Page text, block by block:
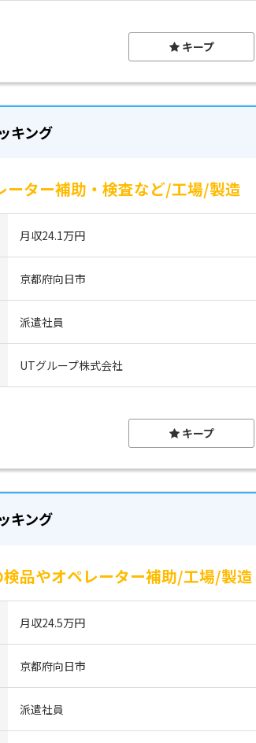
キープ
キング
ーター補助・検査など/工場/製造
月収24.1万円
京都府向日市
派遣社員
UTグループ株式会社
キープ
キング
品やオペレーター補助/工場/製造
月収24.5万円
京都府向日市
派遣社員